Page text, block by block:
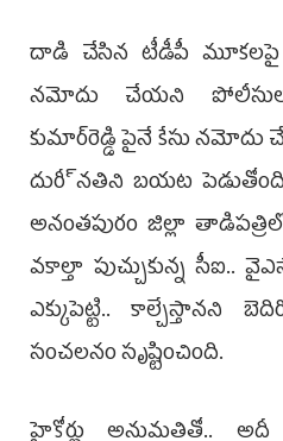
దాడి చేసిన టీడీపీ మూకలపై
నమోదు చేయని
కుమార్‌రెడ్డి పైనే కేసు నమోదు
దురీ్నతిని బయట
అనంతపురం జిల్లా
వకాల్తా పుచ్చుకున్న సీఐ..
ఎక్కుపెట్టి.. కాల్చేస్తానని
సంచలనం సృష్టించింది.